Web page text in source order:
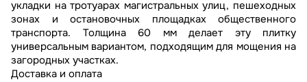
укладки на тротуарах магистральных улиц, пешеходных
зонах и остановочных площадках общественного
транспорта. Толщина 60 мм делает эту плитку
универсальным вариантом, подходящим для мощения на
загородных участках.
Доставка и оплата